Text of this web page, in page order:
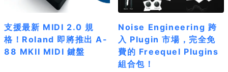
支援最新 MIDI 2.0 規
格！Roland 即將推出 A-
88 MKII MIDI 鍵盤
Noise Engineering 跨
入 Plugin 市場，完全免
費的 Freequel Plugins
組合包！